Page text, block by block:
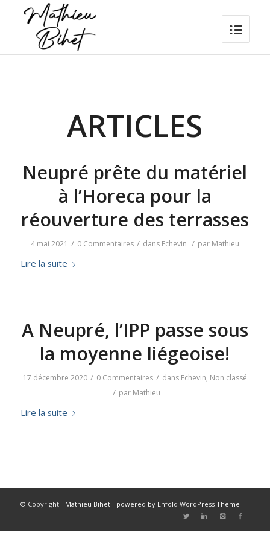
ARTICLES
Neupré prête du matériel
à l’Horeca pour la
réouverture des terrasses
4 mai 2021 / 0 Commentaires / dans Echevin / par Mathieu
Lire la suite
A Neupré, l’IPP passe sous
la moyenne liégeoise!
17 décembre 2020 / 0 Commentaires / dans Echevin, Non classé
/ par Mathieu
Lire la suite
© Copyright - Mathieu Bihet- powered by Enfold WordPress Theme